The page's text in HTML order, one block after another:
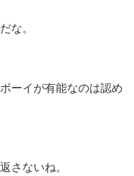
な。
ーイが有能なのは認め
さないね。